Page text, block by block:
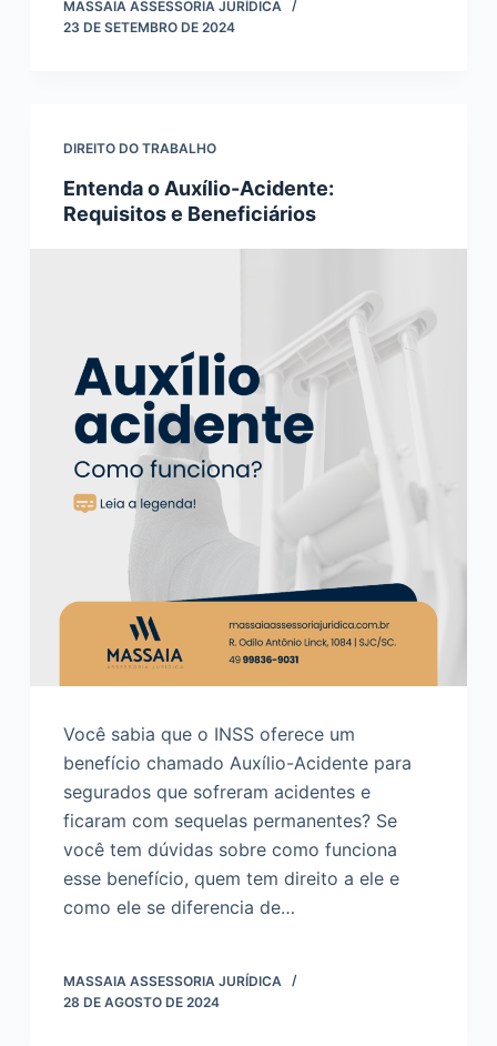
MASSAIA ASSESSORIA JURÍDICA
23 DE SETEMBRO DE 2024
DIREITO DO TRABALHO
Entenda o Auxílio-Acidente:
Requisitos e Beneficiários
Você sabia que o INSS oferece um
benefício chamado Auxílio-Acidente para
segurados que sofreram acidentes e
ficaram com sequelas permanentes? Se
você tem dúvidas sobre como funciona
esse benefício, quem tem direito a ele e
como ele se diferencia de…
MASSAIA ASSESSORIA JURÍDICA
28 DE AGOSTO DE 2024